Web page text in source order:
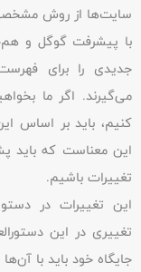
سایت‌ها از روش
با پیشرفت گوگل و
جدیدی را برای
می‌گیرند. اگر ما
کنیم، باید بر اساس
این معناست که باید
تغییرات باشیم.
این تغییرات در
تغییری در این
جایگاه خود باید با